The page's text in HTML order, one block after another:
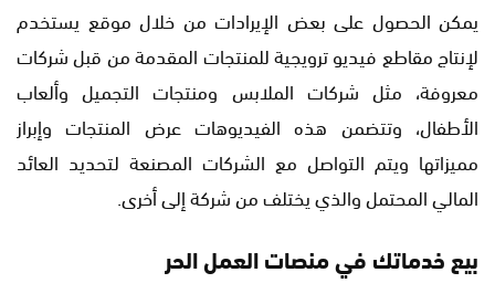
يمكن الحصول على بعض الإيرادات من خلال موقع يستخدم
لإنتاج مقاطع فيديو ترويجية للمنتجات المقدمة من قبل شركات
معروفة، مثل شركات الملابس ومنتجات التجميل وألعاب
الأطفال، وتتضمن هذه الفيديوهات عرض المنتجات وإبراز
مميزاتها ويتم التواصل مع الشركات المصنعة لتحديد العائد
المالي المحتمل والذي يختلف من شركة إلى أخرى.
بيع خدماتك في منصات العمل الحر